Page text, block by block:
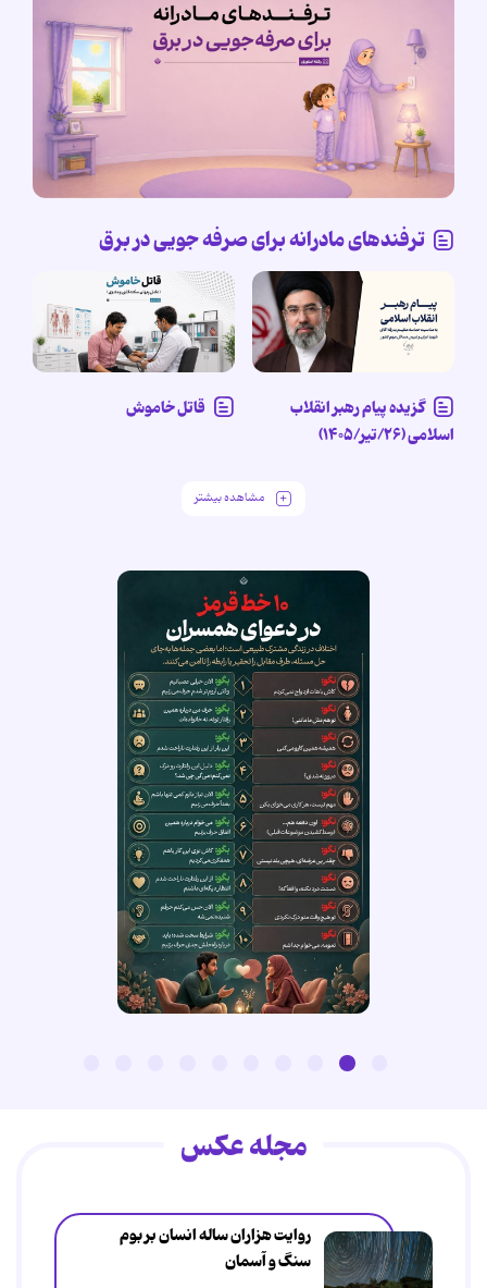
ترفندهای مادرانه برای صرفه جویی در برق
گزیده پیام رهبر انقلاب
اسلامی (۲۶/تیر/۱۴۰۵)
قاتل خاموش
مشاهده بیشتر
مجله عکس
روایت هزاران ساله انسان بر بوم
سنگ و آسمان